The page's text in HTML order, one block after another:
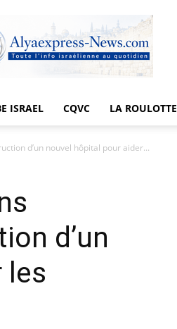
ISRAEL CQVC LA ROULOTTE
d’un nouvel hôpital pour aider...
d’un
les